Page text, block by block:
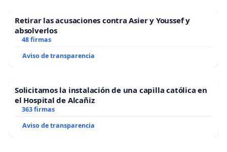
Retirar las acusaciones contra Asier y Youssef y
absolverlos
48 firmas
Aviso de transparencia
Solicitamos la instalación de una capilla católica en
el Hospital de Alcañiz
363 firmas
Aviso de transparencia